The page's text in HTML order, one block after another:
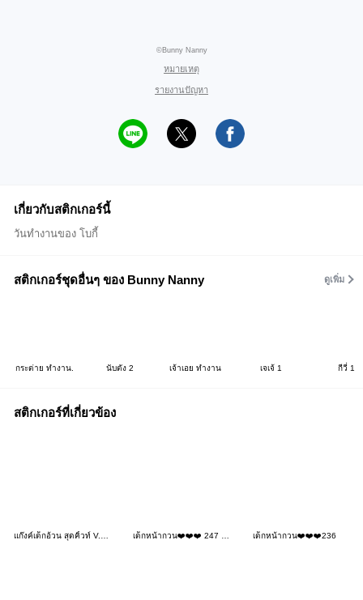
©Bunny Nanny
หมายเหตุ
รายงานปัญหา
เกี่ยวกับสติกเกอร์นี้
วันทำงานของ โบกี้
สติกเกอร์ชุดอื่นๆ ของ Bunny Nanny ดูเพิ่ม
กระต่าย ทำงาน. นับตัง 2 เจ้าเอย ทำงาน เจเจ้ 1 กีวี่ 1
สติกเกอร์ที่เกี่ยวข้อง
แก๊งค์เด็กอ้วน สุดคิ้วท์ V.101 เด็กหน้ากวน❤️❤️❤️ 247 BIG เด็กหน้ากวน❤️❤️❤️236